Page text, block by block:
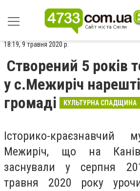
18:19, 9 травня 2020 р.
Створений 5 років
у с.Межиріч
громаді
КУЛЬТУРНА СПАДЩИНА
Історико-
Межиріч, що на
заснували у серпня
травня 2020 року